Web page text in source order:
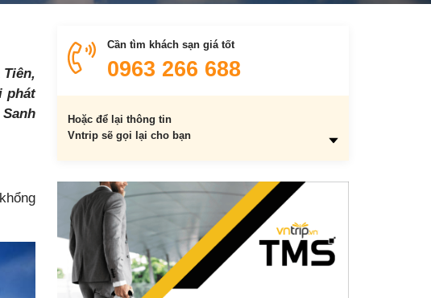
phát
Cần tìm khách sạn giá tốt
0963 266 688
Hoặc để lại thông tin
Vntrip sẽ gọi lại cho bạn